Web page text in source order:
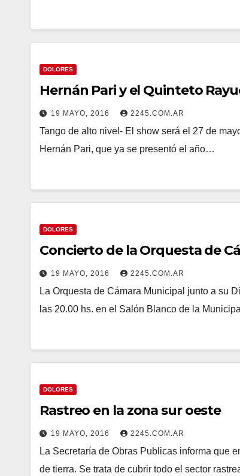
DOLORES
Hernán Pari y el Quinteto
19 MAYO, 2016 2245.COM.AR
Tango de alto nivel- El show será el 27 de
Hernán Pari, que ya se presentó el año…
DOLORES
Concierto de la Orquesta de
19 MAYO, 2016 2245.COM.AR
La Orquesta de Cámara Municipal junto a su
las 20.00 hs. en el Salón Blanco de la
DOLORES
Rastreo en la zona sur oeste
19 MAYO, 2016 2245.COM.AR
La Secretaría de Obras Publicas informa que
de tierra. Se trata de cubrir todo el sector